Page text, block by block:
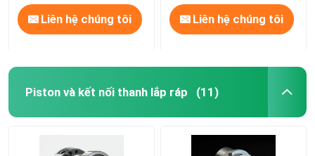
Liên hệ chúng tôi Liên hệ chúng tôi
Piston và kết nối thanh lắp ráp (11)